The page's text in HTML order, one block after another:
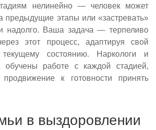
нелинейно — человек может
предыдущие этапы или «застревать»
надолго. Ваша задача — терпеливо
этот процесс, адаптируя свой
состоянию. Наркологи и
обучены работе с каждой стадией,
продвижение к готовности принять
в выздоровлении